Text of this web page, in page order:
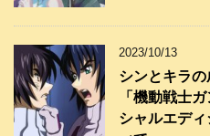
2023/10/13
シンとキラ
「機動戦士
シャルエデ